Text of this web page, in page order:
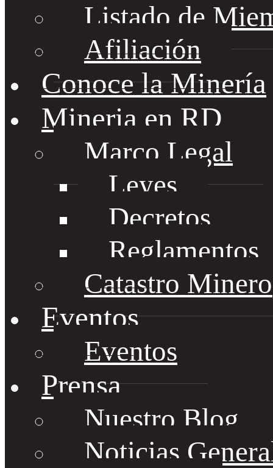
Listado de
Afiliación
Conoce la Minería
Mineria en RD
Marco Legal
Leyes
Decretos
Reglamentos
Catastro Minero
Eventos
Eventos
Prensa
Nuestro Blog
Noticias